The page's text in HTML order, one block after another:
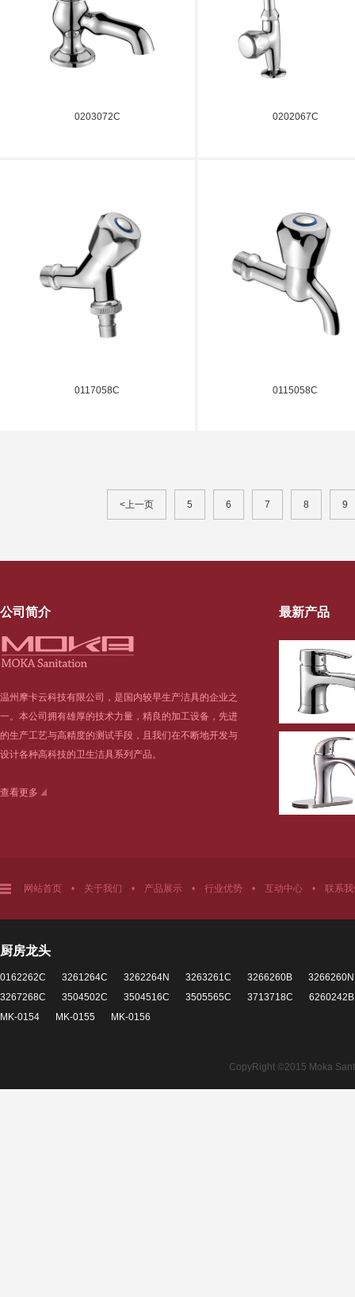
0203072C 0202067C
0117058C 0115058C
<上一页 5 6 7 8 9
公司简介
温州摩卡云科技有限公司，是国内较早生产洁具的企业之
一。本公司拥有雄厚的技术力量，精良的加工设备，先进
的生产工艺与高精度的测试手段，且我们在不断地开发与
设计各种高科技的卫生洁具系列产品。
查看更多
最新产品
网站首页 • 关于我们 • 产品展示 • 行业优势 • 互动中心 • 联系
厨房龙头
0162262C 3261264C 3262264N 3263261C 3266260B
3266260N
3267268C
3504502C 3504516C 3505565C 3713718C
6260242B
MK-0154
MK-0155 MK-0156
CopyRight ©2015 Moka